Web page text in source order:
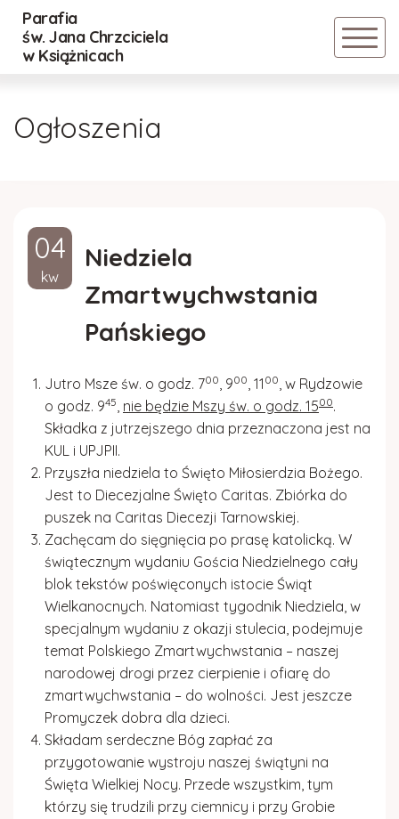
Parafia
św. Jana Chrzciciela
w Książnicach
Powrót
Duszpasterze
Rada parafialna
Standardy Ochrony Małoletnich
ZASADY BEZPIECZEŃSTWA RELACJI
Gazetka parafialna
Kościół w Rydzowie
Powrót
Lektorzy
DSM
Róże Różańcowe
Powrót
Cmentarz Nowy
Ogłoszenia
04
kw
Niedziela
Zmartwychwstania
Pańskiego
Jutro Msze św. o godz. 700, 900, 11 00, w Rydzowie
o godz. 945, nie będzie Mszy św. o godz. 1500.
Składka z jutrzejszego dnia przeznaczona jest na
KUL i UPJPII.
Przyszła niedziela to Święto Miłosierdzia Bożego.
Jest to Diecezjalne Święto Caritas. Zbiórka do
puszek na Caritas Diecezji Tarnowskiej.
Zachęcam do sięgnięcia po prasę katolicką. W
świątecznym wydaniu Gościa Niedzielnego cały
blok tekstów poświęconych istocie Świąt
Wielkanocnych. Natomiast tygodnik Niedziela, w
specjalnym wydaniu z okazji stulecia, podejmuje
temat Polskiego Zmartwychwstania – naszej
narodowej drogi przez cierpienie i ofiarę do
zmartwychwstania – do wolności. Jest jeszcze
Promyczek dobra dla dzieci.
Składam serdeczne Bóg zapłać za
przygotowanie wystroju naszej świątyni na
Święta Wielkiej Nocy. Przede wszystkim, tym
którzy się trudzili przy ciemnicy i przy Grobie